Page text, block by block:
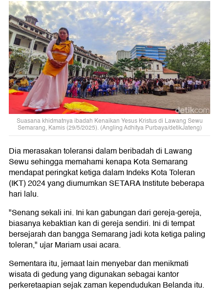
Suasana khidmatnya ibadah Kenaikan Yesus Kristus di Lawang Sewu
Semarang, Kamis (29/5/2025). (Angling Adhitya Purbaya/detikJateng)
Dia merasakan toleransi dalam beribadah di Lawang
Sewu sehingga memahami kenapa Kota Semarang
mendapat peringkat ketiga dalam Indeks Kota Toleran
(IKT) 2024 yang diumumkan SETARA Institute beberapa
hari lalu.
"Senang sekali ini. Ini kan gabungan dari gereja-gereja,
biasanya kebaktian kan di gereja sendiri. Ini di tempat
bersejarah dan bangga Semarang jadi kota ketiga paling
toleran," ujar Mariam usai acara.
Sementara itu, jemaat lain menyebar dan menikmati
wisata di gedung yang digunakan sebagai kantor
perkeretaapian sejak zaman kependudukan Belanda itu.